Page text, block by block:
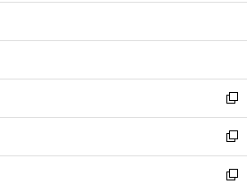
開
ン
ウ
開
く
ウ
ン
ウ
で
開
く
し
ウ
ン
ド
ウ
で
開
く
新
し
い
ウ
ィ
新
し
い
新